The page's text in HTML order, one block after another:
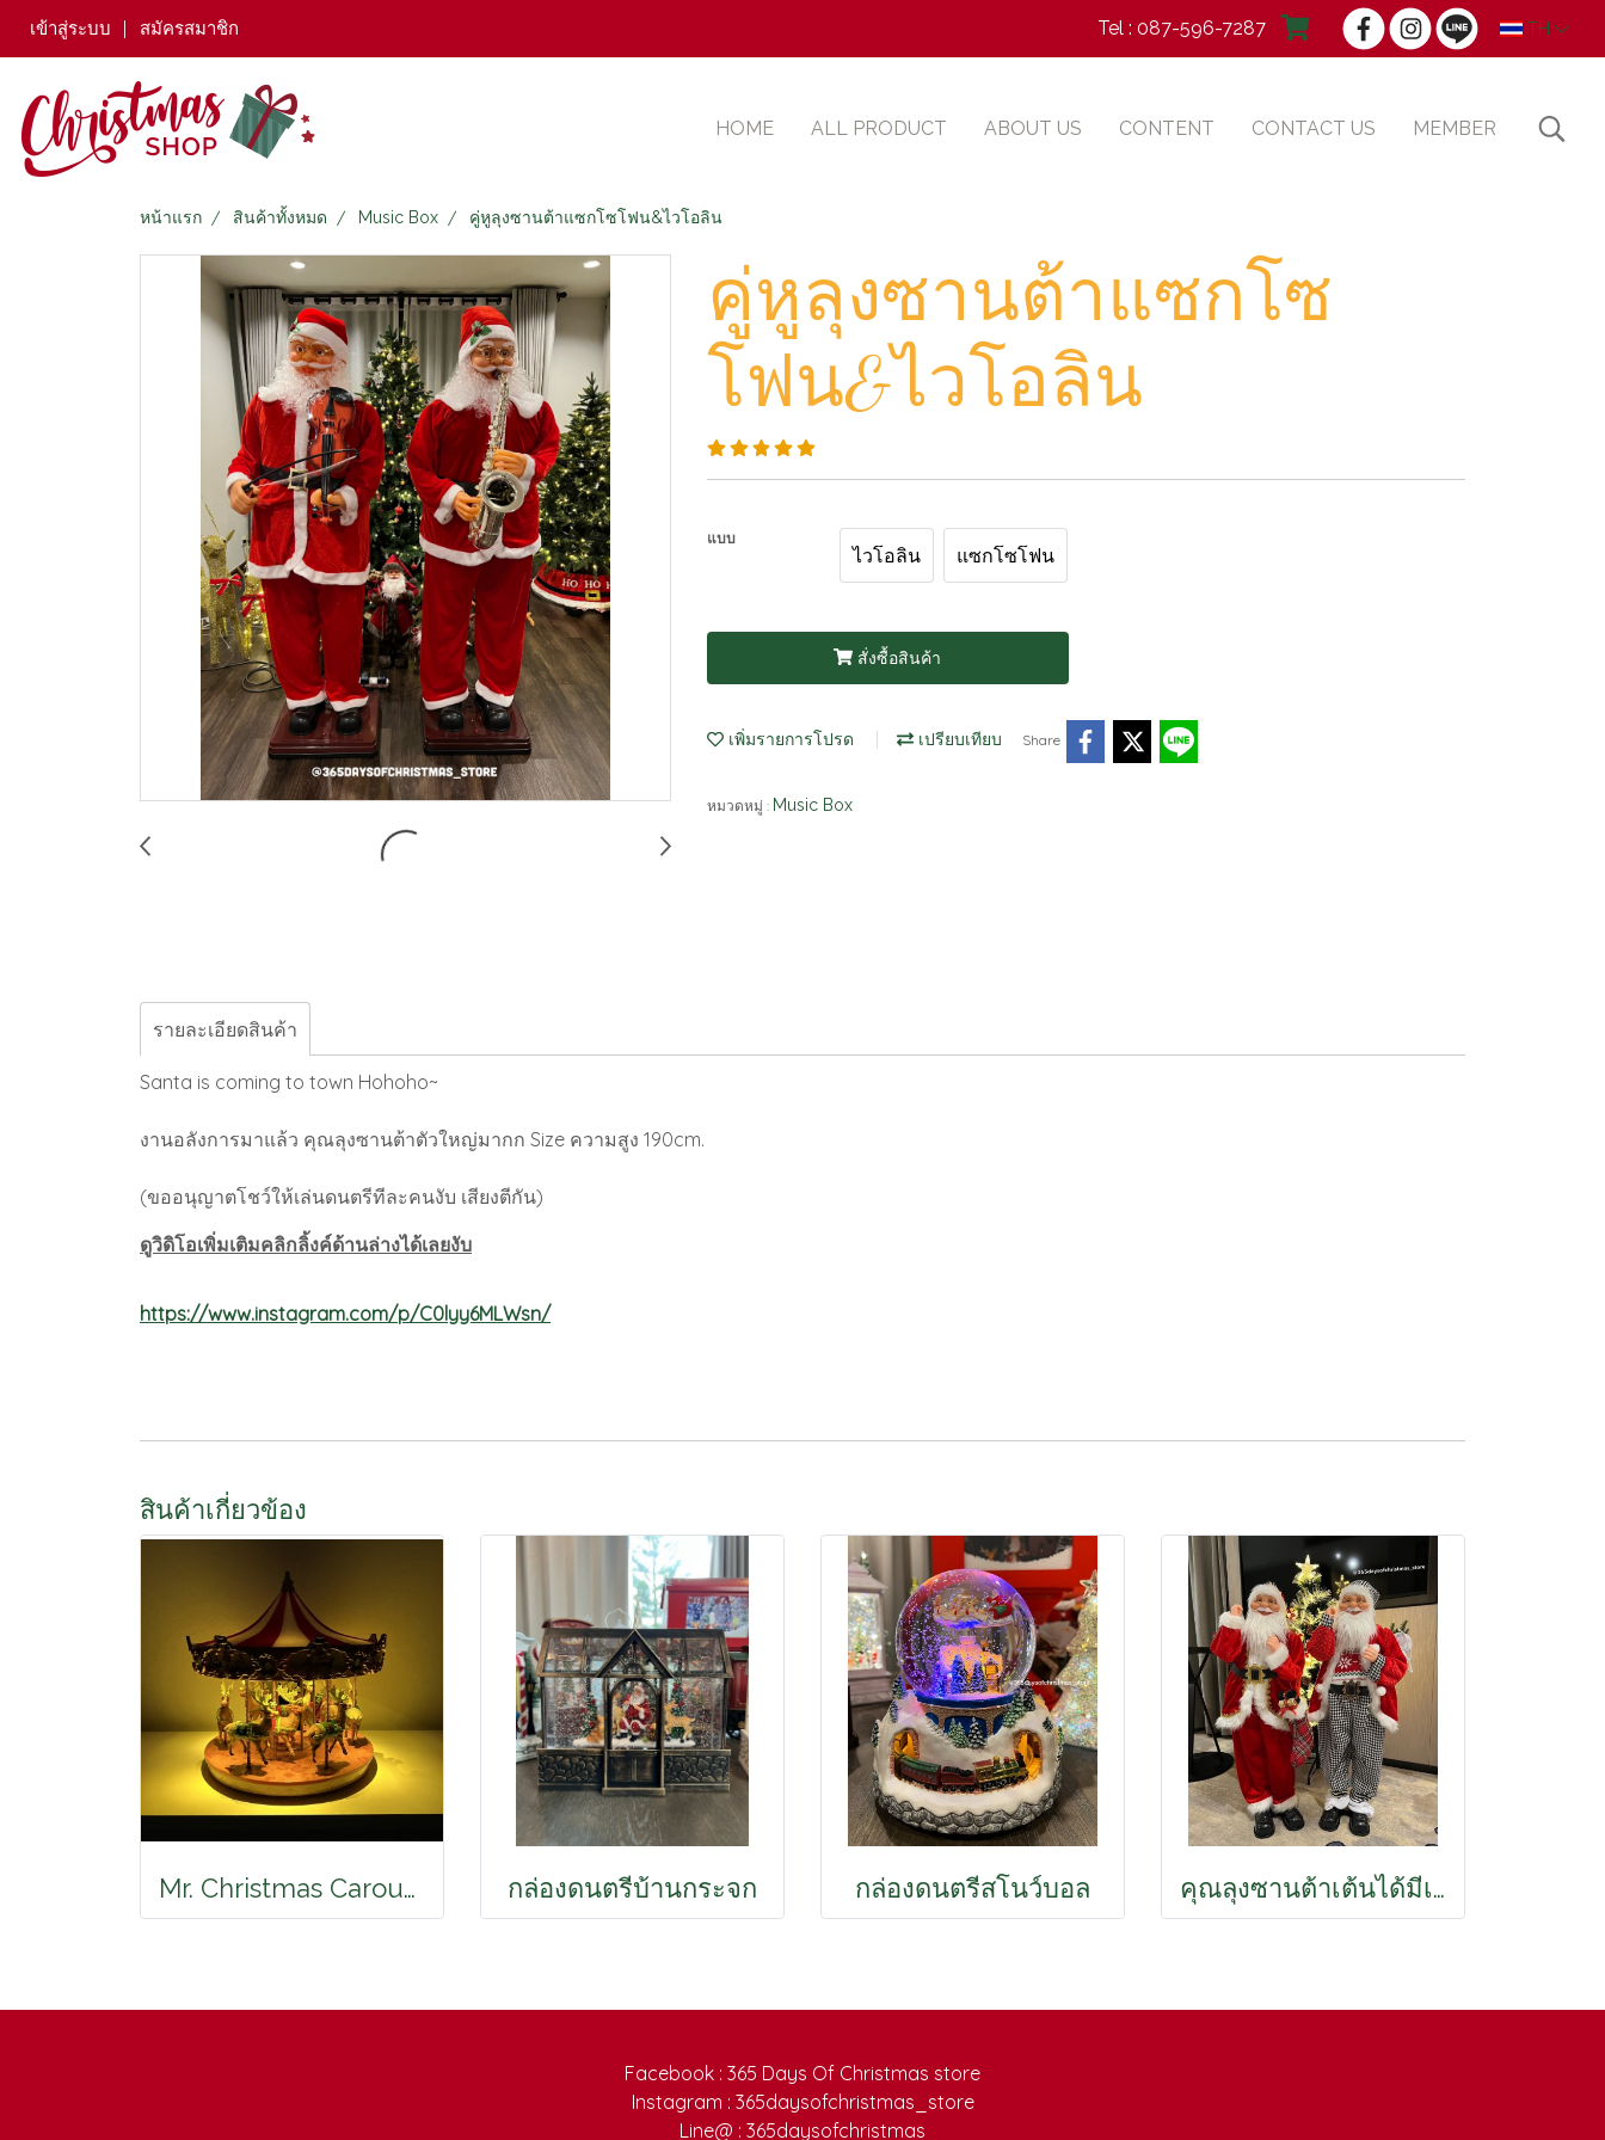
เข้าสู่ระบบ สมัครสมาชิก Tel : 087-596-7287 TH
HOME ALL PRODUCT ABOUT US CONTENT CONTACT US MEMBER
หน้าแรก สินค้าทั้งหมด Music Box คู่หูลุงซานต้าแซกโซโฟน&ไวโอลิน
คู่หูลุงซานต้าแซกโซ
โฟน&ไวโอลิน
แบบ
ไวโอลิน แซกโซโฟน
สั่งซื้อสินค้า
เพิ่มรายการโปรด เปรียบเทียบ Share
หมวดหมู่ : Music Box
รายละเอียดสินค้า
Santa is coming to town Hohoho~
งานอลังการมาแล้ว คุณลุงซานต้าตัวใหญ่มากก Size ความสูง 190cm.
(ขออนุญาตโชว์ให้เล่นดนตรีทีละคนงับ เสียงตีกัน)
ดูวิดิโอเพิ่มเติมคลิกลิ้งค์ด้านล่างได้เลยงับ
https://www.instagram.com/p/C0lyy6MLWsn/
สินค้าเกี่ยวข้อง
Mr. Christmas Carousel กล่องดนตรีบ้านกระจก กล่องดนตรีสโนว์บอล คุณลุงซานต้าเต้นได้มีเพลง 90cm
Facebook : 365 Days Of Christmas store
Instagram : 365daysofchristmas_store
Line@ : 365daysofchristmas